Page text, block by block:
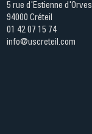
5 rue d'Estienne d'Orves
94000 Créteil
01 42 07 15 74
info@uscreteil.com